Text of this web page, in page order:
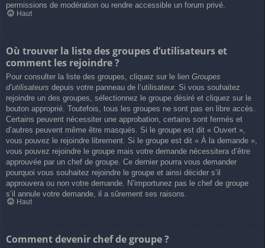
permissions de modération ou rendre accessible un forum privé.
Haut
Où trouver la liste des groupes d’utilisateurs et
comment les rejoindre ?
Pour consulter la liste des groupes, cliquez sur le lien Groupes
d’utilisateurs depuis votre panneau de l’utilisateur. Si vous souhaitez
rejoindre un des groupes, sélectionnez le groupe désiré et cliquez sur le
bouton approprié. Toutefois, tous les groupes ne sont pas en libre accès.
Certains peuvent nécessiter une approbation, certains sont fermés et
d’autres peuvent même être masqués. Si le groupe est dit « Ouvert »,
vous pouvez le rejoindre librement. Si le groupe est dit « À la demande »,
vous pouvez rejoindre le groupe mais votre demande nécessitera d’être
approuvée par un chef de groupe. Ce dernier pourra vous demander
pourquoi vous souhaitez rejoindre le groupe et ainsi décider s’il
approuvera ou non votre demande. N’importunez pas le chef de groupe
s’il annule votre demande, il a sûrement ses raisons.
Haut
Comment devenir chef de groupe ?